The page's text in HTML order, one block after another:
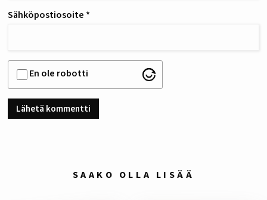
Sähköpostiosoite *
En ole robotti
SAAKO OLLA LISÄÄ